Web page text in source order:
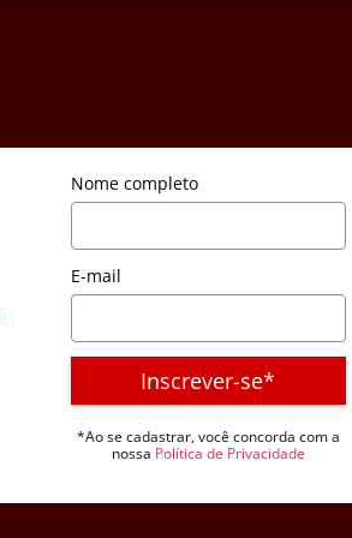
Nome completo
E-mail
Inscrever-se*
*Ao se cadastrar, você concorda com a
nossa Política de Privacidade